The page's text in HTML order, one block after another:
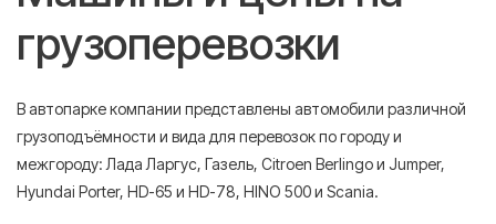
грузоперевозки
В автопарке компании представлены автомобили различной
грузоподъёмности и вида для перевозок по городу и
межгороду: Лада Ларгус, Газель, Citroen Berlingo и Jumper,
Hyundai Porter, HD-65 и HD-78, HINO 500 и Scania.